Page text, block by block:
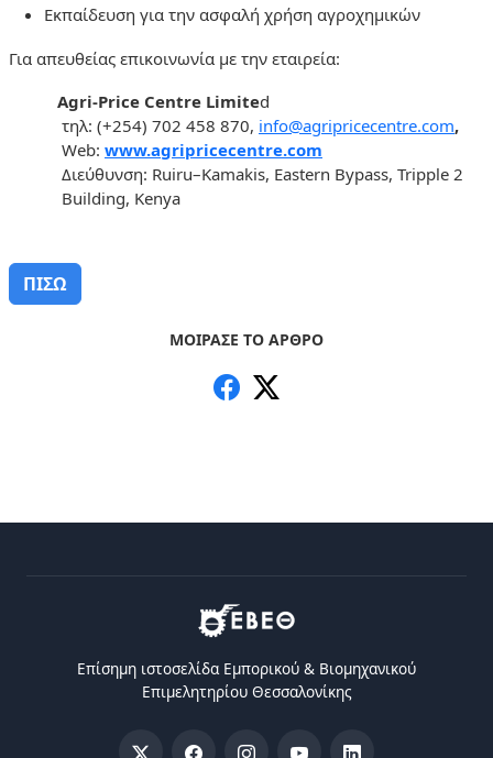
ΜΟΙΡΑΣΕ ΤΟ ΑΡΘΡΟ
Εκπαίδευση για την ασφαλή χρήση αγροχημικών
Για απευθείας επικοινωνία με την εταιρεία:
Agri-Price Centre Limited
τηλ: (+254) 702 458 870, info@agripricecentre.com,
Web: www.agripricecentre.com
Διεύθυνση: Ruiru–Kamakis, Eastern Bypass, Tripple 2
Building, Kenya
ΠΙΣΩ
Επίσημη ιστοσελίδα Eμπορικού & Bιομηχανικού
Eπιμελητηρίου Θεσσαλονίκης